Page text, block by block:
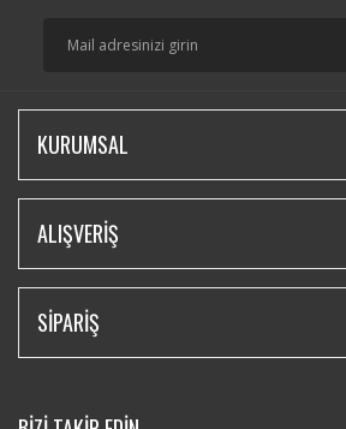
KURUMSAL
ALIŞVERİŞ
SİPARİŞ